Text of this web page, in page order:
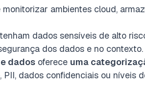
monitorizar ambientes cloud,
dados sensíveis de alto
dos dados e no contexto.
dados oferece uma
PII, dados confidenciais ou níveis